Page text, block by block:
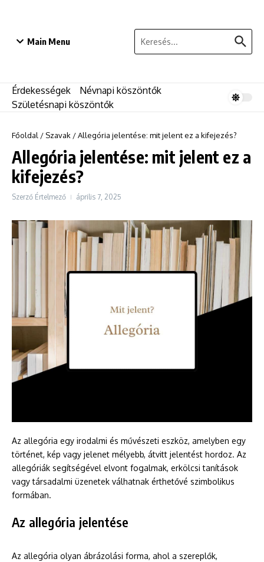
Main Menu
Keresés:
Érdekességek
Névnapi köszöntők
Születésnapi köszöntők
Főoldal / Szavak /Allegória jelentése: mit jelent ez a kifejezés?
Allegória jelentése: mit jelent ez a
kifejezés?
Szerző Értelmező április 7, 2025
Az allegória egy irodalmi és művészeti eszköz, amelyben egy
történet, kép vagy jelenet mélyebb, átvitt jelentést hordoz. Az
allegóriák segítségével elvont fogalmak, erkölcsi tanítások
vagy társadalmi üzenetek válhatnak érthetővé szimbolikus
formában.
Az allegória jelentése
Az allegória olyan ábrázolási forma, ahol a szereplők,